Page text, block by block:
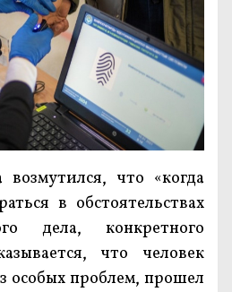
возмутился, что «когда
в обстоятельствах
дела, конкретного
что человек
особых проблем, прошел